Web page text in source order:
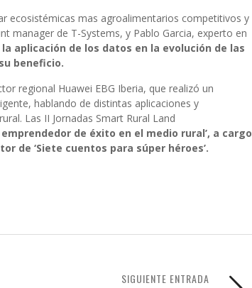
ecosistémicas mas agroalimentarios competitivos y
manager de T-Systems, y Pablo Garcia, experto en
aplicación de los datos en la evolución de las
beneficio.
regional Huawei EBG Iberia, que realizó un
hablando de distintas aplicaciones y
Las II Jornadas Smart Rural Land
emprendedor de éxito en el medio rural’, a cargo
de ‘Siete cuentos para súper héroes’.
SIGUIENTE ENTRADA